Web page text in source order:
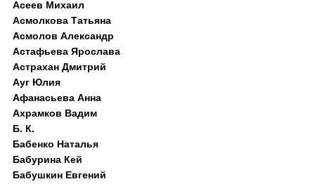
Асеев Михаил
Асмолкова Татьяна
Асмолов Александр
Астафьева Ярослава
Астрахан Дмитрий
Ауг Юлия
Афанасьева Анна
Ахрамков Вадим
Б. К.
Бабенко Наталья
Бабурина Кей
Бабушкин Евгений